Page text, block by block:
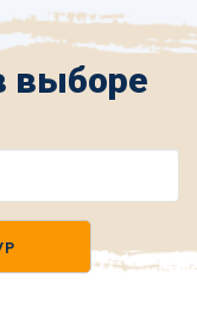
выборе